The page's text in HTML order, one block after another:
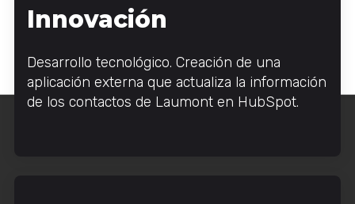
Innovación
Desarrollo tecnológico. Creación de una
aplicación externa que actualiza la información
de los contactos de Laumont en HubSpot.